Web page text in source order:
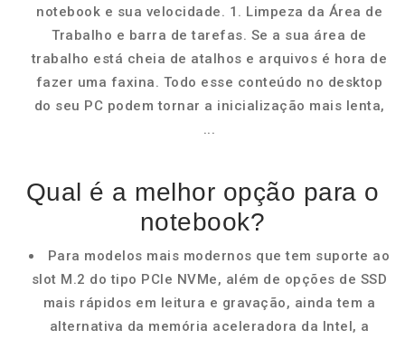
notebook e sua velocidade. 1. Limpeza da Área de
Trabalho e barra de tarefas. Se a sua área de
trabalho está cheia de atalhos e arquivos é hora de
fazer uma faxina. Todo esse conteúdo no desktop
do seu PC podem tornar a inicialização mais lenta,
...
Qual é a melhor opção para o
notebook?
Para modelos mais modernos que tem suporte ao
slot M.2 do tipo PCIe NVMe, além de opções de SSD
mais rápidos em leitura e gravação, ainda tem a
alternativa da memória aceleradora da Intel, a